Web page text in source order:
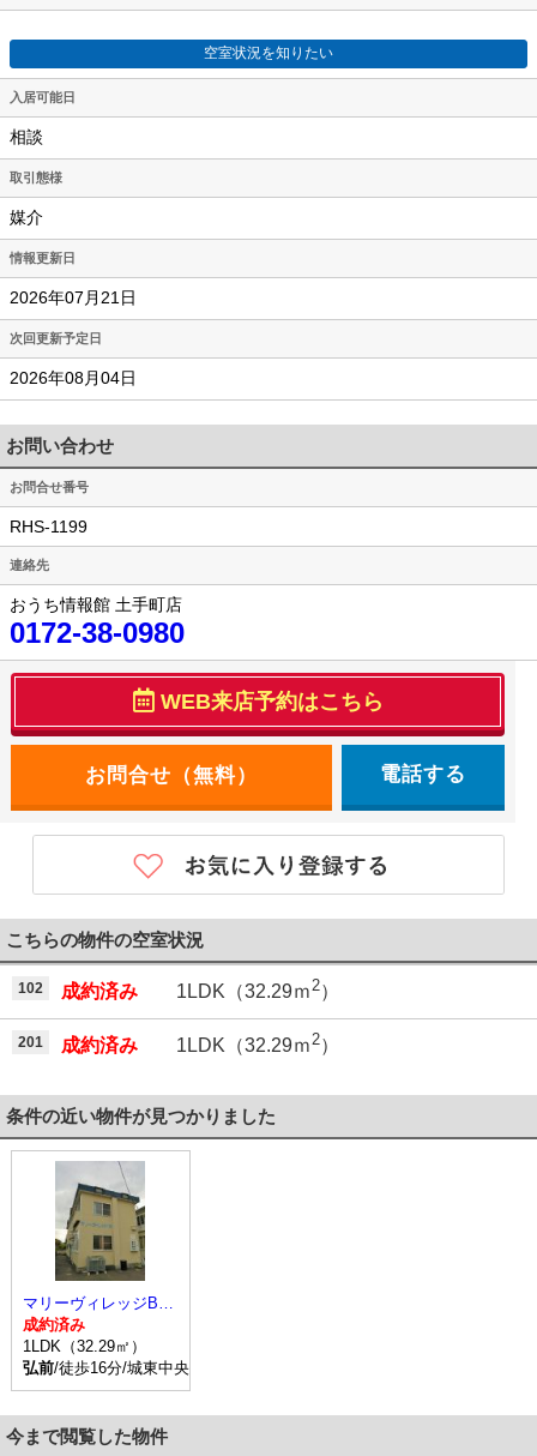
空室状況を知りたい
入居可能日
相談
取引態様
媒介
情報更新日
2026年07月21日
次回更新予定日
2026年08月04日
お問い合わせ
お問合せ番号
RHS-1199
連絡先
おうち情報館 土手町店
0172-38-0980
WEB来店予約はこちら
電話する
こちらの物件の空室状況
102 成約済み 1LDK（32.29ｍ2）
201 成約済み 1LDK（32.29ｍ 2）
条件の近い物件が見つかりました
マリーヴィレッジB 201号室
成約済み
1LDK（32.29㎡）
弘前/徒歩16分/城東中央三丁目 停歩4分
今まで閲覧した物件